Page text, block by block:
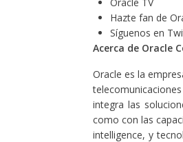
Hazte fan de
Síguenos en
Acerca de Oracle
Oracle es la
integra las
como con las
intelligence, y